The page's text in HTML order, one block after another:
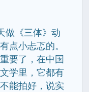
做《三体》动
点小忐忑的。
要了，在中国
学里，它都有
能拍好，说实